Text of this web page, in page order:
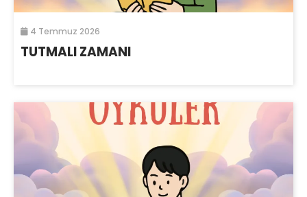
4 Temmuz 2026
TUTMALI ZAMANI